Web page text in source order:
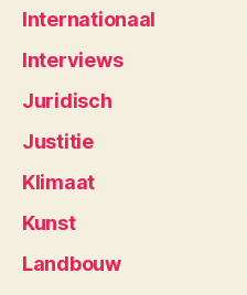
Internationaal
Interviews
Juridisch
Justitie
Klimaat
Kunst
Landbouw